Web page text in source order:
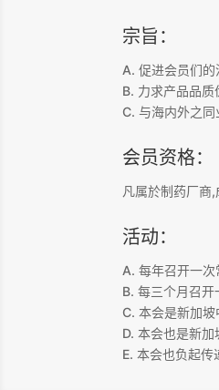
宗旨：
A. 促进会员们的
B. 力求产品品质
C. 与海内外之同
会员资格：
凡属於制药厂商
活动：
A. 每年召开一次
B. 每三个月召开
C. 本会是新加坡
D. 本会也是新加
E. 本会也负起传